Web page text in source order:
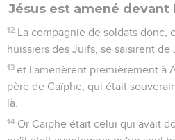
Jésus est amené devant
12 La compagnie de soldats donc,
huissiers des Juifs, se saisirent de
13 et l'amenèrent premièrement à
père de Caïphe, qui était
là.
14 Or Caïphe était celui qui avait